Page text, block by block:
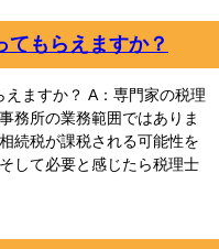
もらえますか？
ますか？ A：専門家の税理
務所の業務範囲ではありま
続税が課税される可能性を
して必要と感じたら税理士